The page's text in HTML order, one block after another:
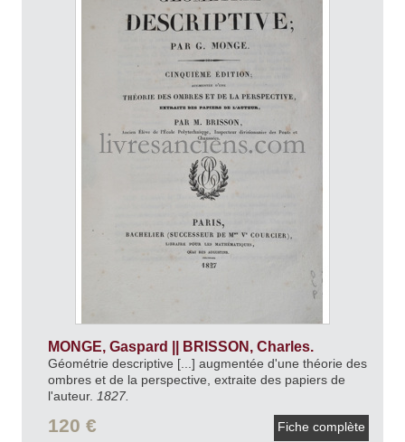
MONGE, Gaspard || BRISSON, Charles.
Géométrie descriptive [...] augmentée d'une théorie des
ombres et de la perspective, extraite des papiers de
l'auteur. 1827.
120 € Fiche complète